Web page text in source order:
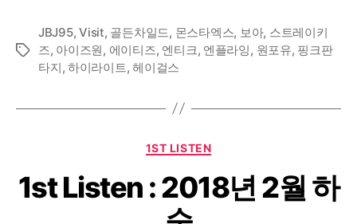
Tags
JBJ95,Visit, 골든차일드, 몬스타엑스, 보아, 스트레이키
즈, 아이즈원, 에이티즈, 엔티크, 엔플라잉, 원포유, 핑크판
타지, 하이라이트,헤이걸스
Categories
1ST LISTEN
1st Listen : 2018년 2월 하